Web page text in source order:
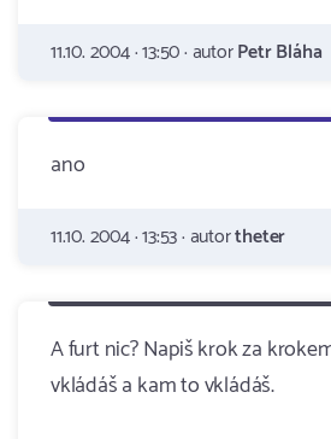
11.10. 2004 · 13:50 · autorPetr Bláha
ano
11.10. 2004 · 13:53 · autortheter
A furt nic? Napiš krok za
vkládáš a kam to vkládáš.